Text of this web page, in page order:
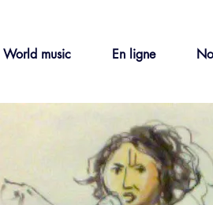
World music En ligne